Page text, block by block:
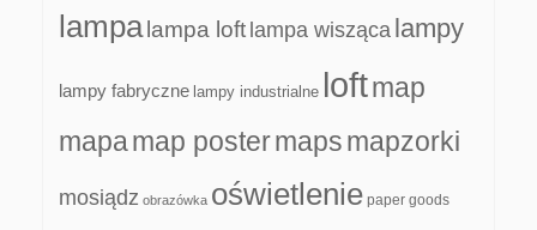
lampa lampa loft lampa wisząca lampy
lampy fabryczne lampy industrialne loftmap
mapamap postermapsmapzorki
mosiądz obrazówka oświetlenie paper goods